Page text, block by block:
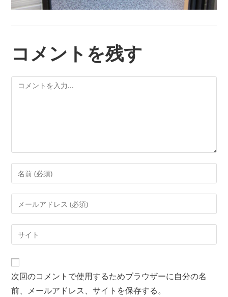
コメントを残す
次回のコメントで使用するためブラウザーに自分の名
前、メールアドレス、サイトを保存する。